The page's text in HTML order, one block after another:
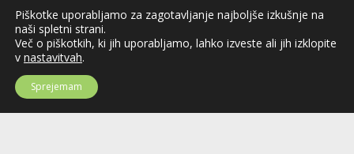
Hokejska zveza Slovenije
Piškotke uporabljamo za zagotavljanje najboljše izkušnje na
naši spletni strani.
Več o piškotkih, ki jih uporabljamo, lahko izveste ali jih izklopite
v nastavitvah.
Sprejemam